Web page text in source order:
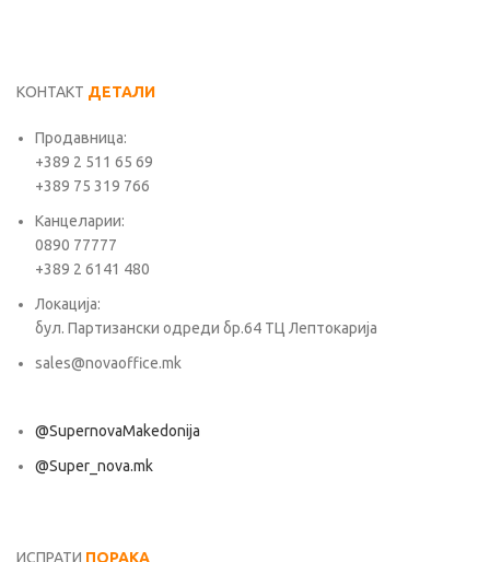
КОНТАКТ ДЕТАЛИ
Продавница:
+389 2 511 65 69
+389 75 319 766
Канцеларии:
0890 77777
+389 2 6141 480
Локација:
бул. Партизански одреди бр.64 ТЦ Лептокарија
sales@novaoffice.mk
@SupernovaMakedonija
@Super_nova.mk
ИСПРАТИ ПОРАКА